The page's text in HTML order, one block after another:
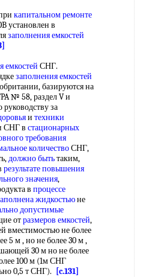
капитальном ремонте
установлен в
заполнения емкостей
емкостей СНГ.
заполнения емкостей
базируются на
№ 58, раздел V и
за
и техники
СНГ в стационарных
требования
количествоСНГ,
должно бытьтаким,
результате повышения
значения,
в процессе
жидкостьюне
допустимые
отразмеров емкостей,
вместимостью не более
5 м , но не более 30 м ,
30 м но не более
100 м (1м СНГ
0,5 т СНГ).
[c.131]